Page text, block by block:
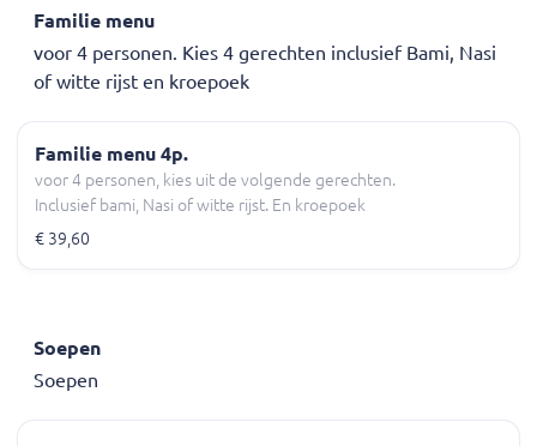
Familie menu
voor 4 personen. Kies 4 gerechten inclusief Bami, Nasi
of witte rijst en kroepoek
Familie menu 4p.
voor 4 personen, kies uit de volgende gerechten.
Inclusief bami, Nasi of witte rijst. En kroepoek
€ 39,60
Soepen
Soepen